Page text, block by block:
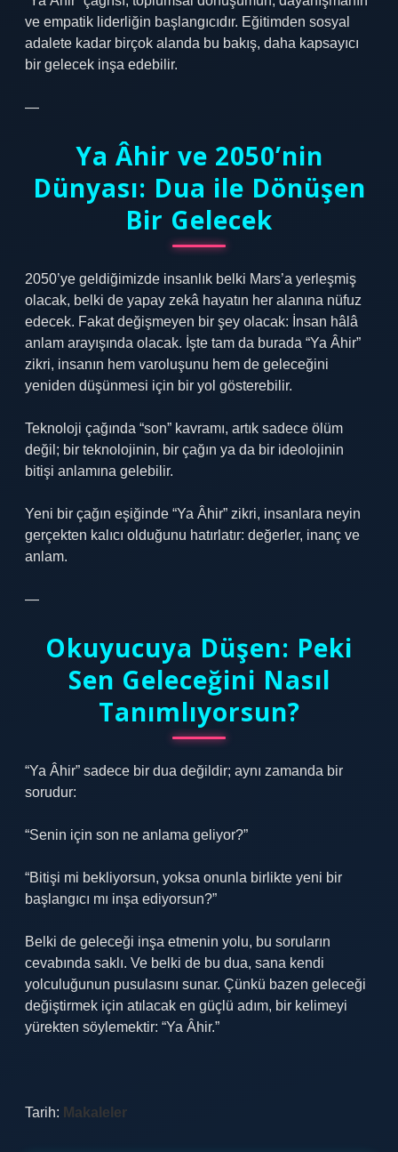
ve empatik liderliğin başlangıcıdır. Eğitimden sosyal
adalete kadar birçok alanda bu bakış, daha kapsayıcı
bir gelecek inşa edebilir.
—
Ya Âhir ve 2050’nin
Dünyası: Dua ile Dönüşen
Bir Gelecek
2050’ye geldiğimizde insanlık belki Mars’a yerleşmiş
olacak, belki de yapay zekâ hayatın her alanına nüfuz
edecek. Fakat değişmeyen bir şey olacak: İnsan hâlâ
anlam arayışında olacak. İşte tam da burada “Ya Âhir”
zikri, insanın hem varoluşunu hem de geleceğini
yeniden düşünmesi için bir yol gösterebilir.
Teknoloji çağında “son” kavramı, artık sadece ölüm
değil; bir teknolojinin, bir çağın ya da bir ideolojinin
bitişi anlamına gelebilir.
Yeni bir çağın eşiğinde “Ya Âhir” zikri, insanlara neyin
gerçekten kalıcı olduğunu hatırlatır: değerler, inanç ve
anlam.
—
Okuyucuya Düşen: Peki
Sen Geleceğini Nasıl
Tanımlıyorsun?
“Ya Âhir” sadece bir dua değildir; aynı zamanda bir
sorudur:
“Senin için son ne anlama geliyor?”
“Bitişi mi bekliyorsun, yoksa onunla birlikte yeni bir
başlangıcı mı inşa ediyorsun?”
Belki de geleceği inşa etmenin yolu, bu soruların
cevabında saklı. Ve belki de bu dua, sana kendi
yolculuğunun pusulasını sunar. Çünkü bazen geleceği
değiştirmek için atılacak en güçlü adım, bir kelimeyi
yürekten söylemektir: “Ya Âhir.”
Tarih: Makaleler